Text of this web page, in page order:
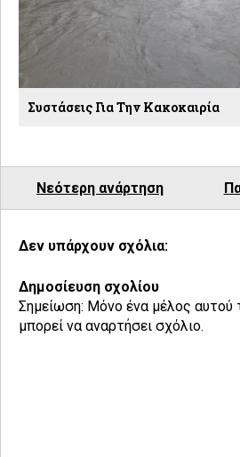
Συστάσεις Για Την Κακοκαιρία
Νεότερη ανάρτηση
Δεν υπάρχουν σχόλια:
Δημοσίευση σχολίου
Σημείωση: Μόνο ένα μέλος αυτού
μπορεί να αναρτήσει σχόλιο.